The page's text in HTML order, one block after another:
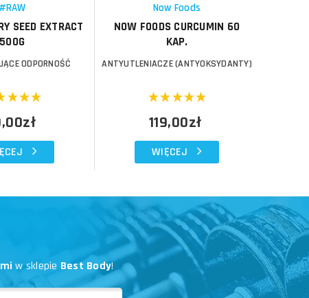
#RAW
SEED EXTRACT
500G
ODPORNOŚĆ
Now Foods
NOW FOODS CURCUMIN 60
KAP.
ANTYUTLENIACZE (ANTYOKSYDANTY)
119,00zł
WIĘCEJ
w sklepie Best Body!